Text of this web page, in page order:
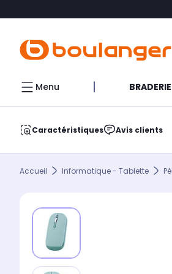
Menu BRADERIE
Caractéristiques Avis clients
Accueil Informatique - Tablette